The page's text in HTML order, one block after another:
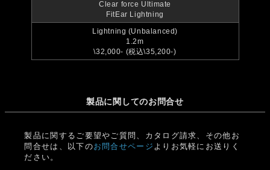
Clear force Ultimate
FitEar Lightning
Lightning (Unbalanced)
1.2m
\32,000- (税込\35,200-)
製品に関してのお問合せ
製品に関するご要望やご質問、カタログ請求、その他お
問合せは、以下のお問合せページ よりお気軽にお送りく
ださい。